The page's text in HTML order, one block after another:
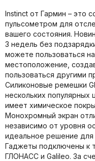
Instinct от Гармин – это
пульсометром для
вашего состояния.
3 недель без
можете пользоваться
местоположение,
пользоваться другими
Силиконовые ремешки
нескольких
имеет химическое
Монохромный экран
независимо от уровня
идеальное решение
Гаджеты подключены к
ГЛОНАСС и Galileo. За